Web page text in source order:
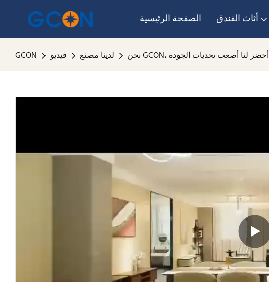
الصفحة الرئيسية أثاث الفندق
GCON فيديو لدينا مصنع نحن GCON، أحضر لنا أصعب تحديات الجودة